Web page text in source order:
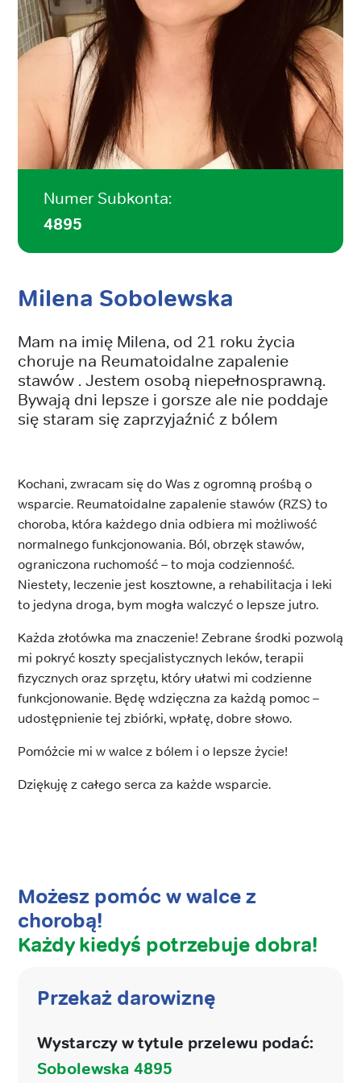
Numer Subkonta:
4895
Milena Sobolewska
Mam na imię Milena, od 21 roku życia
choruje na Reumatoidalne zapalenie
stawów . Jestem osobą niepełnosprawną.
Bywają dni lepsze i gorsze ale nie poddaje
się staram się zaprzyjaźnić z bólem
Kochani, zwracam się do Was z ogromną prośbą o
wsparcie. Reumatoidalne zapalenie stawów (RZS) to
choroba, która każdego dnia odbiera mi możliwość
normalnego funkcjonowania. Ból, obrzęk stawów,
ograniczona ruchomość – to moja codzienność.
Niestety, leczenie jest kosztowne, a rehabilitacja i leki
to jedyna droga, bym mogła walczyć o lepsze jutro.
Każda złotówka ma znaczenie! Zebrane środki pozwolą
mi pokryć koszty specjalistycznych leków, terapii
fizycznych oraz sprzętu, który ułatwi mi codzienne
funkcjonowanie. Będę wdzięczna za każdą pomoc –
udostępnienie tej zbiórki, wpłatę, dobre słowo.
Pomóżcie mi w walce z bólem i o lepsze życie!
Dziękuję z całego serca za każde wsparcie.
Możesz pomóc w walce z
chorobą!
Każdy kiedyś potrzebuje dobra!
Przekaż darowiznę
Wystarczy w tytule przelewu podać:
Sobolewska 4895